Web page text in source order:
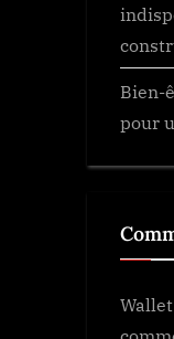
Bien-
pour
Wallet